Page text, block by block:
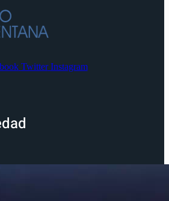
Twitter Instagram